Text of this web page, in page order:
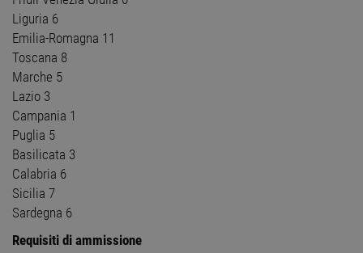
Liguria 6
Emilia-Romagna 11
Toscana 8
Marche 5
Lazio 3
Campania 1
Puglia 5
Basilicata 3
Calabria 6
Sicilia 7
Sardegna 6
Requisiti di ammissione